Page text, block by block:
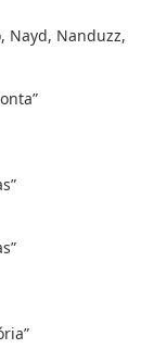
Nayd, Nanduzz,